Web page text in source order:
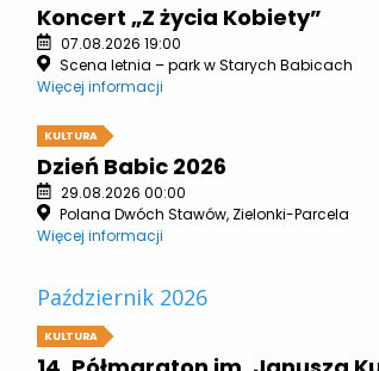
Koncert „Z życia Kobiety”
07.08.2026 19:00
Scena letnia – park w Starych Babicach
Więcej informacji
KULTURA
Dzień Babic 2026
29.08.2026 00:00
Polana Dwóch Stawów, Zielonki-Parcela
Więcej informacji
Październik 2026
KULTURA